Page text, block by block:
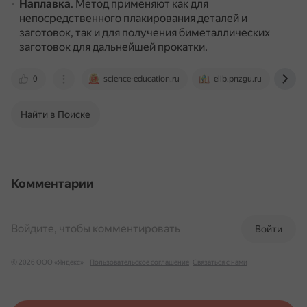
Наплавка. Метод применяют как для
непосредственного плакирования деталей и
заготовок, так и для получения биметаллических
заготовок для дальнейшей прокатки.
0 science-education.ru elib.pnzgu.ru
Найти в Поиске
Комментарии
Войти
Войдите, чтобы комментировать
© 2026 ООО «Яндекс» Пользовательское соглашение Связаться с нами